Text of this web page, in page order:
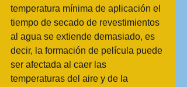
temperatura mínima de aplicación el
tiempo de secado de revestimientos
al agua se extiende demasiado, es
decir, la formación de película puede
ser afectada al caer las
temperaturas del aire y de la